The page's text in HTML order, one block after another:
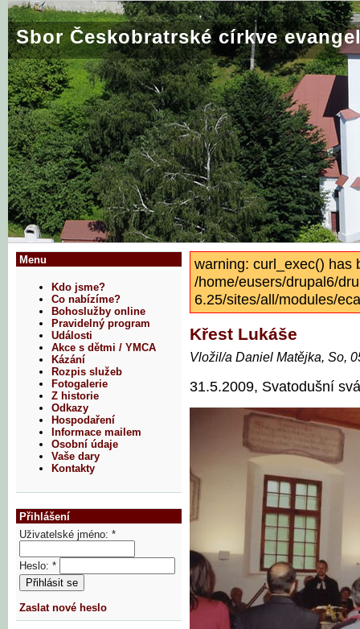
Sbor Českobratrské církve
warning: curl_exec() has
/home/eusers/drupal6/
6.25/sites/all/modules/
Křest Lukáše
Vložil/a Daniel Matějka, So,
31.5.2009, Svatodušní
Menu
Kdo jsme?
Co nabízíme?
Bohoslužby online
Pravidelný program
Události
Akce s dětmi / YMCA
Kázání
Rozpis služeb
Fotogalerie
Z historie
Odkazy
Hospodaření
Informace mailem
Osobní údaje
Vaše dary
Kontakty
Přihlášení
Uživatelské jméno: *
Heslo: *
Zaslat nové heslo